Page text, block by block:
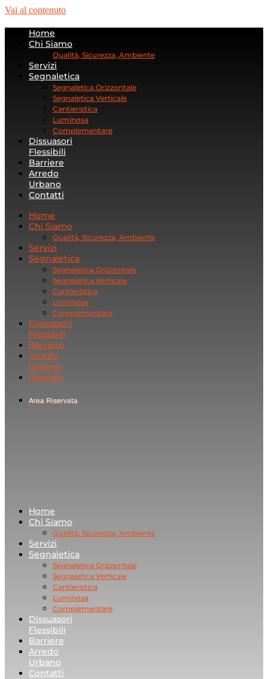
Vai al contenuto
Home
Chi Siamo
Qualità, Sicurezza, Ambiente
Servizi
Segnaletica
Segnaletica Orizzontale
Segnaletica Verticale
Cantieristica
Luminosa
Complementare
Dissuasori
Flessibili
Barriere
Arredo
Urbano
Contatti
Home
Chi Siamo
Qualità, Sicurezza, Ambiente
Servizi
Segnaletica
Segnaletica Orizzontale
Segnaletica Verticale
Cantieristica
Luminosa
Complementare
Dissuasori
Flessibili
Barriere
Arredo
Urbano
Contatti
Area Riservata
Home
Chi Siamo
Qualità, Sicurezza, Ambiente
Servizi
Segnaletica
Segnaletica Orizzontale
Segnaletica Verticale
Cantieristica
Luminosa
Complementare
Dissuasori
Flessibili
Barriere
Arredo
Urbano
Contatti